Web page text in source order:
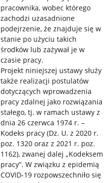
pracownika, wobec którego
zachodzi uzasadnione
podejrzenie, że znajduje się w
stanie po użyciu takich
środków lub zażywał je w
czasie pracy.
Projekt niniejszej ustawy służy
także realizacji postulatów
dotyczących wprowadzenia
pracy zdalnej jako rozwiązania
stałego, tj. w ramach ustawy z
dnia 26 czerwca 1974 r. –
Kodeks pracy (Dz. U. z 2020 r.
poz. 1320 oraz z 2021 r. poz.
1162), zwanej dalej „Kodeksem
pracy”. W związku z epidemią
COVID-19 rozpowszechniło się